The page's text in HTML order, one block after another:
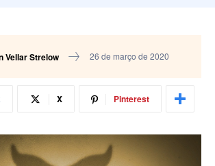
Vellar Strelow 26 de março de 2020
X Pinterest